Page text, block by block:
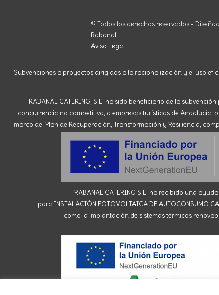
© Todos los derechos reservados -
Rabanal
Aviso Legal
Subvenciones a proyectos dirigidos a la racionalización y el uso
RABANAL CATERING, S.L. ha sido beneficiario de la
concurrencia no competitiva, a empresas turísticas de Andalucía,
marco del Plan de Recuperación, Transformación y Resiliencia,
RABANAL CATERING S.L. ha recibido una
para INSTALACIÓN FOTOVOLTAICA DE
como la implantación de sistemas térmicos